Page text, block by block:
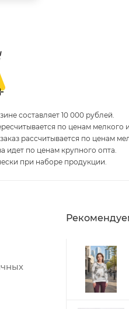
составляет 10 000 рублей.
по ценам мелкого
рассчитывается по ценам
идет по ценам крупного опта.
при наборе продукции.